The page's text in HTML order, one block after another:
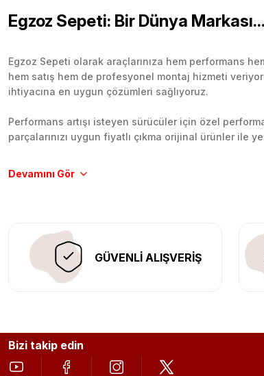
Egzoz Sepeti: Bir Dünya Markası...
Egzoz Sepeti olarak araçlarınıza hem performans
hem satış hem de profesyonel montaj hizmeti
ihtiyacına en uygun çözümleri sağlıyoruz.
Performans artışı isteyen sürücüler için özel
parçalarınızı uygun fiyatlı çıkma orijinal ürünler ile
Tüm ürünlerimiz orijinal, dayanıklı ve uzun
GÜVENLİ ALIŞVERİŞ
Bizi takip edin